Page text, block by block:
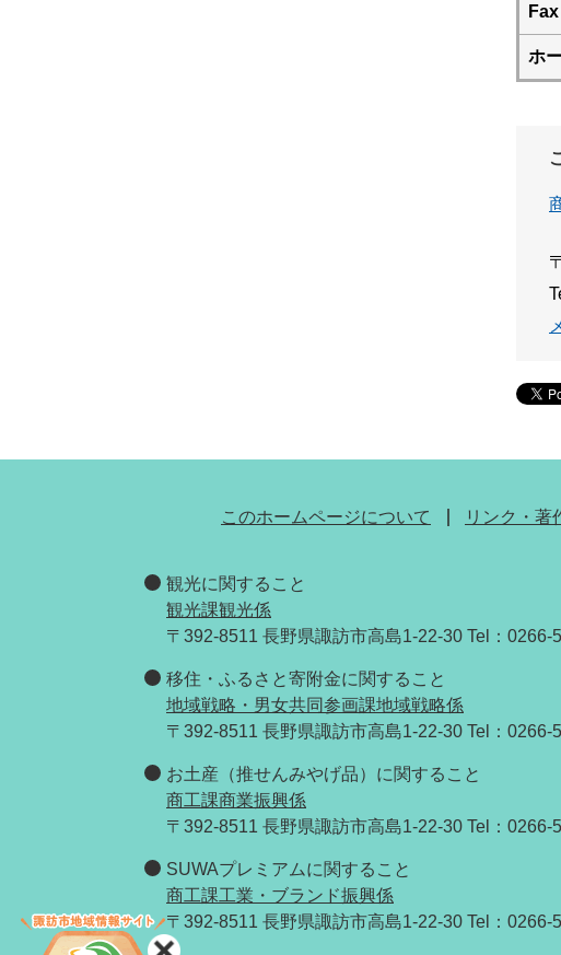
Fax
ホ
このホームページについて リンク・著
観光に関すること
観光課観光係
〒392-8511 長野県諏訪市高島1-22-30 Tel：0266-
移住・ふるさと寄附金に関すること
地域戦略・男女共同参画課地域戦略係
〒392-8511 長野県諏訪市高島1-22-30 Tel：0266-
お土産（推せんみやげ品）に関すること
商工課商業振興係
〒392-8511 長野県諏訪市高島1-22-30 Tel：0266-
SUWAプレミアムに関すること
商工課工業・ブランド振興係
〒392-8511 長野県諏訪市高島1-22-30 Tel：0266-